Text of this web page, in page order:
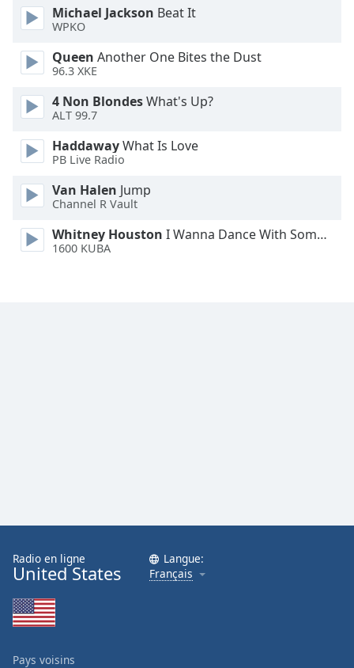
Text
Edge
Style
Font
Dialog
End
Michael Jackson Beat It
WPKO
Queen Another One Bites the Dust
96.3 XKE
4 Non BlondesWhat's Up?
ALT 99.7
HaddawayWhat Is Love
PB Live Radio
Van Halen Jump
Channel R Vault
Whitney Houston I Wanna Dance With Somebody
1600 KUBA
Radio en ligne
United States
Langue:
Français
Pays voisins